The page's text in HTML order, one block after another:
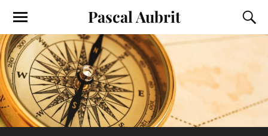
Pascal Aubrit